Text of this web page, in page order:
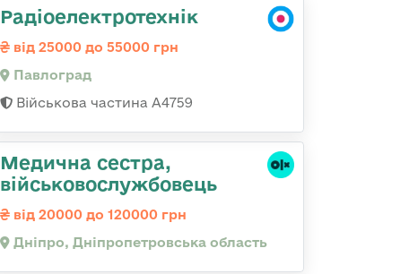
Радіоелектротехнік
від 25000 до 55000 грн
Павлоград
Військова частина А4759
Медична сестра,
військовослужбовець
від 20000 до 120000 грн
Дніпро, Дніпропетровська область